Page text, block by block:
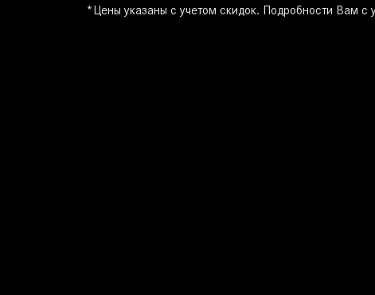
*Цены указаны с учетом скидок. Подробности Вам с